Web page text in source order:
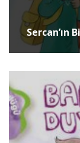
Sercan’ın